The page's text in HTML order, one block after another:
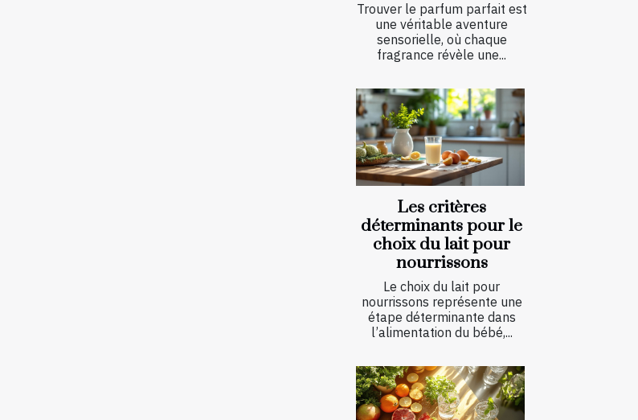
Trouver le parfum parfait est
une véritable aventure
sensorielle, où chaque
fragrance révèle une...
Les critères
déterminants pour le
choix du lait pour
nourrissons
Le choix du lait pour
nourrissons représente une
étape déterminante dans
l’alimentation du bébé,...